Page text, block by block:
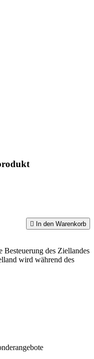
 In den Warenkorb
Besteuerung des Ziellandes
wird während des